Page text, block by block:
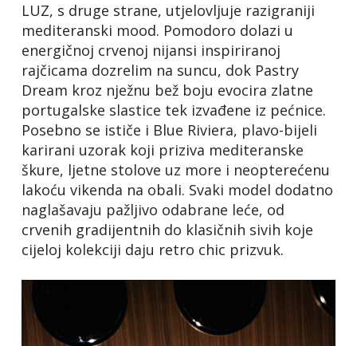
LUZ, s druge strane, utjelovljuje razigraniji
mediteranski mood. Pomodoro dolazi u
energičnoj crvenoj nijansi inspiriranoj
rajčicama dozrelim na suncu, dok Pastry
Dream kroz nježnu bež boju evocira zlatne
portugalske slastice tek izvađene iz pećnice.
Posebno se ističe i Blue Riviera, plavo-bijeli
karirani uzorak koji priziva mediteranske
škure, ljetne stolove uz more i neopterećenu
lakoću vikenda na obali. Svaki model dodatno
naglašavaju pažljivo odabrane leće, od
crvenih gradijentnih do klasičnih sivih koje
cijeloj kolekciji daju retro chic prizvuk.